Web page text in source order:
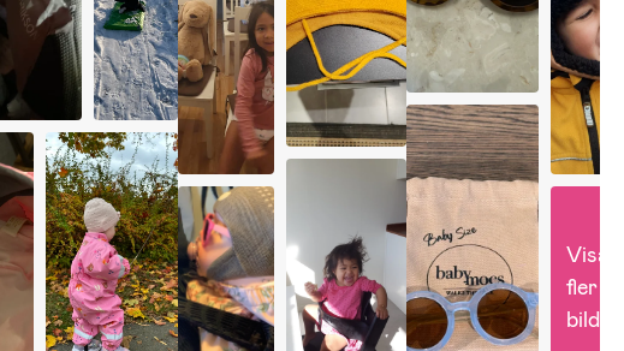
Visa
fler
bilder